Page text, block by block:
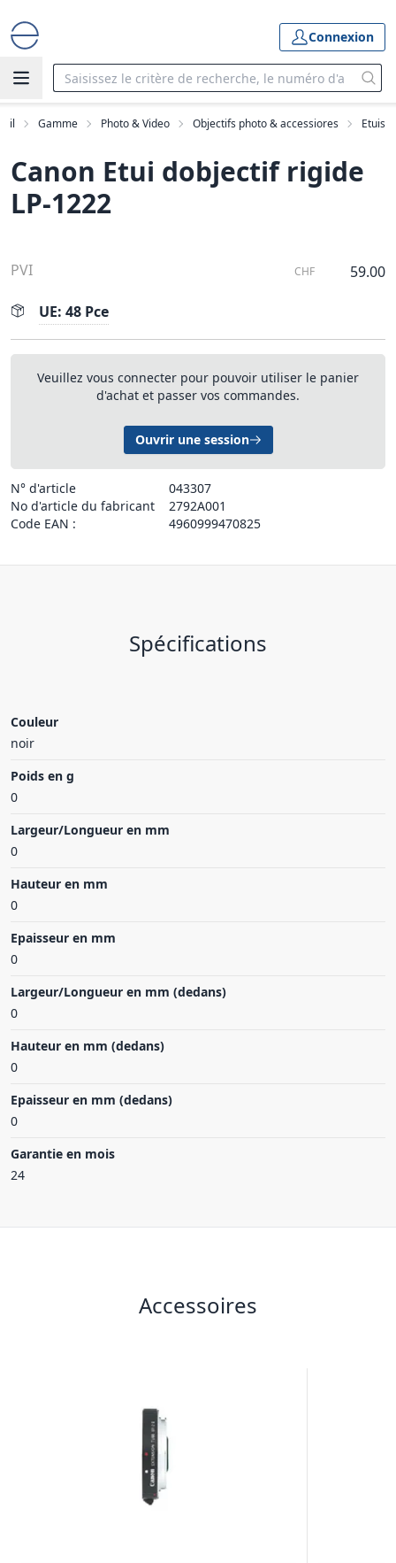
Connexion
Gamme Photo & Video Objectifs photo & accessiores Etuis
Canon Etui dobjectif rigide
LP-1222
PVI CHF 59.00
UE: 48 Pce
Veuillez vous connecter pour pouvoir utiliser le panier
d'achat et passer vos commandes.
Ouvrir une session
N° d'article
043307
No d'article du fabricant
2792A001
Code EAN :
4960999470825
Spécifications
Couleur
noir
Poids en g
0
Largeur/Longueur en mm
0
Hauteur en mm
0
Epaisseur en mm
0
Largeur/Longueur en mm (dedans)
0
Hauteur en mm (dedans)
0
Epaisseur en mm (dedans)
0
Garantie en mois
24
Accessoires